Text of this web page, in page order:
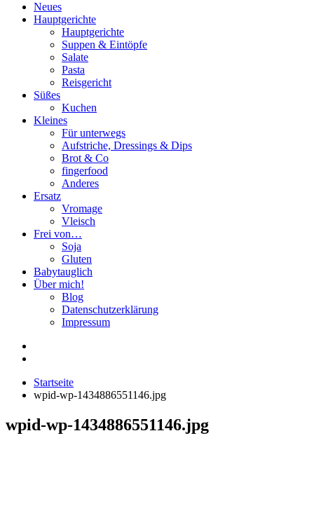
Neues
Hauptgerichte
Hauptgerichte
Suppen & Eintöpfe
Salate
Pasta
Reisgericht
Süßes
Kuchen
Kleines
Für unterwegs
Aufstriche, Dressings & Dips
Brot & Co
fingerfood
Anderes
Ersatz
Vromage
Vleisch
Frei von…
Soja
Gluten
Babytauglich
Über mich!
Blog
Datenschutzerklärung
Impressum
Startseite
wpid-wp-1434886551146.jpg
wpid-wp-1434886551146.jpg